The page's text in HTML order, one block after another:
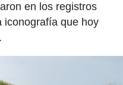
en los registros
iconografía que hoy